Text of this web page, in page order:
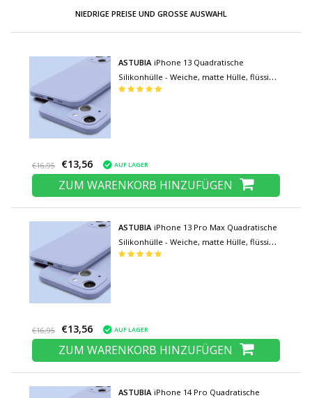
NIEDRIGE PREISE UND GROSSE AUSWAHL
ASTUBIA iPhone 13 Quadratische
Silikonhülle - Weiche, matte Hülle, flüssige
Hülle, hellblau
€16,95 €13,56 AUF LAGER
ZUM WARENKORB HINZUFÜGEN
ASTUBIA iPhone 13 Pro Max Quadratische
Silikonhülle - Weiche, matte Hülle, flüssige
Abdeckung, hellblau
€16,95 €13,56 AUF LAGER
ZUM WARENKORB HINZUFÜGEN
ASTUBIA iPhone 14 Pro Quadratische